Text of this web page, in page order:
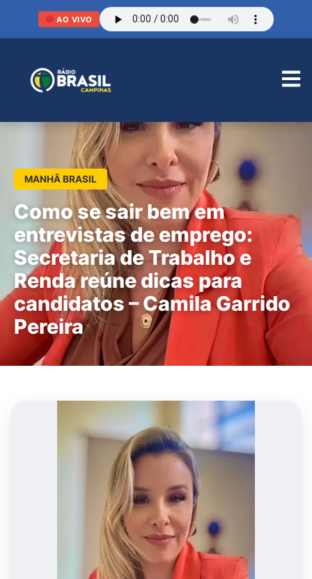
AO VIVO
MANHÃ BRASIL
Como se sair bem em
entrevistas de emprego:
Secretaria de Trabalho e
Renda reúne dicas para
candidatos – Camila Garrido
Pereira